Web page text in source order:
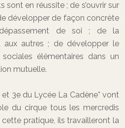
sont en réussite ; de s’ouvrir sur
développer de façon concrète
de soi ; de la
aux autres ; de développer le
élémentaires dans un
mutuelle.
3e du Lycée La Cadène* vont
du cirque tous les mercredis
pratique, ils travailleront la